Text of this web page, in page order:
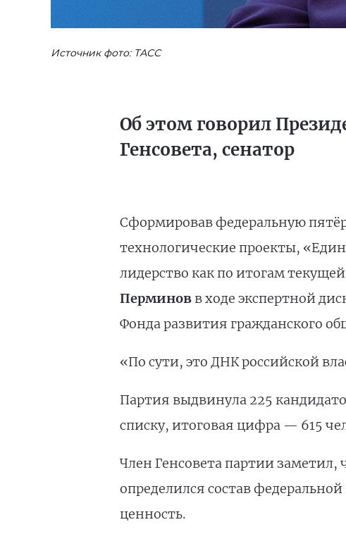
Источник фото: ТАСС
Об этом говорил
Генсовета, сенатор
Сформировав федеральную
технологические проекты,
лидерство как по итогам
Перминовв ходе экспертной
Фонда развития гражданского
«По сути, это ДНК российской
Партия выдвинула 225
списку, итоговая цифра — 615
Член Генсовета партии
определился состав
ценность.